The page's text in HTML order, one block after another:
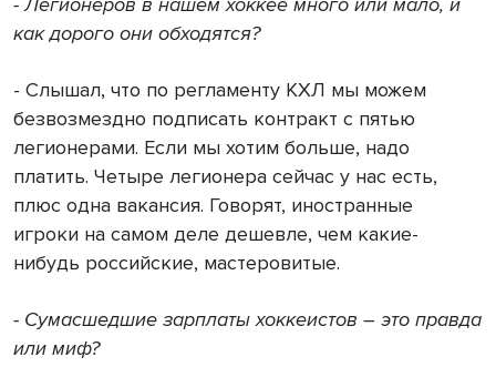
как дорого они обходятся?
- Слышал, что по регламенту КХЛ мы можем
безвозмездно подписать контракт с пятью
легионерами. Если мы хотим больше, надо
платить. Четыре легионера сейчас у нас есть,
плюс одна вакансия. Говорят, иностранные
игроки на самом деле дешевле, чем какие-
нибудь российские, мастеровитые.
- Сумасшедшие зарплаты хоккеистов – это правда
или миф?